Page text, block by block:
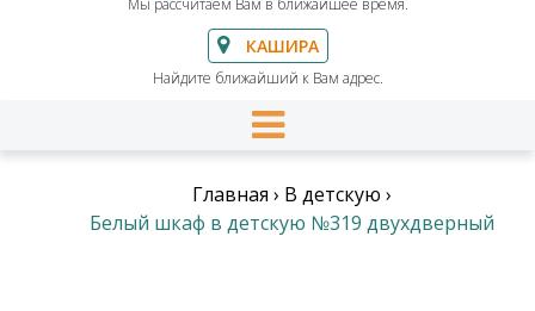
Мы рассчитаем Вам в ближайшее время.
КАШИРА
Найдите ближайший к Вам адрес.
Главная › В детскую ›
Белый шкаф в детскую №319 двухдверный